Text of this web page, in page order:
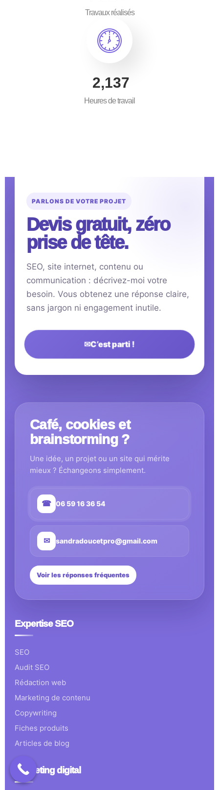
Travaux réalisés
3,500
Heures de travail
PARLONS DE VOTRE PROJET
Devis gratuit, zéro
prise de tête.
SEO, site internet, contenu ou
communication : décrivez-moi votre
besoin. Vous obtenez une réponse claire,
sans jargon ni engagement inutile.
✉C’est parti !
Café, cookies et
brainstorming ?
Une idée, un projet ou un site qui mérite
mieux ? Échangeons simplement.
☎ 06 59 16 36 54
✉ sandradoucetpro@gmail.com
Voir les réponses fréquentes
Expertise SEO
SEO
Audit SEO
Rédaction web
Marketing de contenu
Copywriting
Fiches produits
Articles de blog
Marketing digital